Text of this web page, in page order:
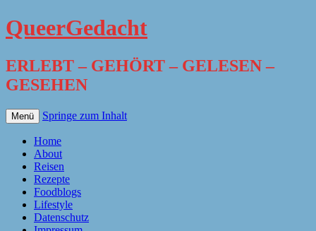
QueerGedacht
ERLEBT – GEHÖRT – GELESEN –
GESEHEN
Menü Springe zum Inhalt
Home
About
Reisen
Rezepte
Foodblogs
Lifestyle
Datenschutz